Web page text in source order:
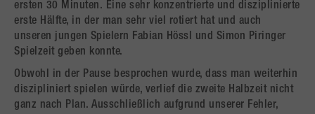
ersten 30 Minuten. Eine sehr konzentrierte und disziplinierte
erste Hälfte, in der man sehr viel rotiert hat und auch
unseren jungen Spielern Fabian Hössl und Simon Piringer
Spielzeit geben konnte.
Obwohl in der Pause besprochen wurde, dass man weiterhin
diszipliniert spielen würde, verlief die zweite Halbzeit nicht
ganz nach Plan. Ausschließlich aufgrund unserer Fehler,